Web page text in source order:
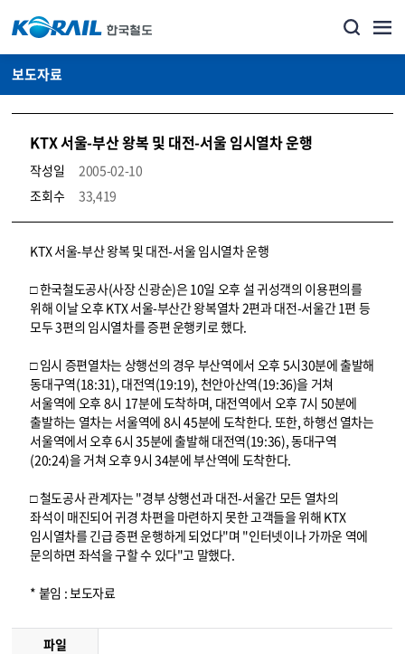
보도자료
KTX 서울-부산 왕복 및 대전-서울 임시열차 운행
작성일
2005-02-10
조회수
33,419
뉴스·홍보_보도자료 상세보기 – 내용, 파일, 담당자 연락처로 구성
KTX 서울-부산 왕복 및 대전-서울 임시열차 운행
□ 한국철도공사(사장 신광순)은 10일 오후 설 귀성객의 이용편의를
위해 이날 오후 KTX 서울-부산간 왕복열차 2편과 대전-서울간 1편 등
모두 3편의 임시열차를 증편 운행키로 했다.
□ 임시 증편열차는 상행선의 경우 부산역에서 오후 5시30분에 출발해
동대구역(18:31), 대전역(19:19), 천안아산역(19:36)을 거쳐
서울역에 오후 8시 17분에 도착하며, 대전역에서 오후 7시 50분에
출발하는 열차는 서울역에 8시 45분에 도착한다. 또한, 하행선 열차는
서울역에서 오후 6시 35분에 출발해 대전역(19:36), 동대구역
(20:24)을 거쳐 오후 9시 34분에 부산역에 도착한다.
□ 철도공사 관계자는 "경부 상행선과 대전-서울간 모든 열차의
좌석이 매진되어 귀경 차편을 마련하지 못한 고객들을 위해 KTX
임시열차를 긴급 증편 운행하게 되었다"며 "인터넷이나 가까운 역에
문의하면 좌석을 구할 수 있다"고 말했다.
* 붙임 : 보도자료
파일